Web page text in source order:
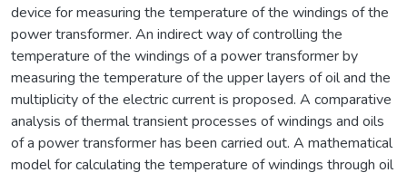
device for measuring the temperature of the windings of the
power transformer. An indirect way of controlling the
temperature of the windings of a power transformer by
measuring the temperature of the upper layers of oil and the
multiplicity of the electric current is proposed. A comparative
analysis of thermal transient processes of windings and oils
of a power transformer has been carried out. A mathematical
model for calculating the temperature of windings through oil